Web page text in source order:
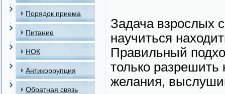
Порядок приема
детей в МАДОУ
Питание
НОК
Антикоррупция
Обратная связь
Задача взрослых
научиться
Правильный
только разрешить
желания,